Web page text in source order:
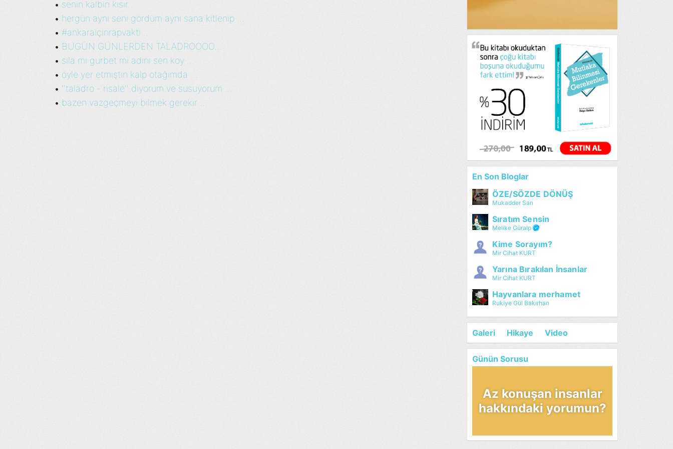
• senin kalbin kısır...
• hergün aynı seni gördüm aynı sana kitlenip ...
• #ankaraiçinrapvakti...
• BUGÜN GÜNLERDEN TALADROOOO...
• sıla mı gurbet mi adını sen koy ...
• öyle yer etmiştin kalp otağımda ...
• ''taladro - risale'' diyorum ve susuyorum ...
• bazen vazgeçmeyi bilmek gerekir ...
En Son Bloglar
ÖZE/SÖZDE DÖNÜŞ
Mukadder Sarı
Sıratım Sensin
Melike Güralp
Kime Sorayım?
Mir Cihat KURT
Yarına Bırakılan İnsanlar
Mir Cihat KURT
Hayvanlara merhamet
Rukiye Gül Bakırhan
Galeri Hikaye Video
Günün Sorusu
Az konuşan insanlar
hakkındaki yorumun?